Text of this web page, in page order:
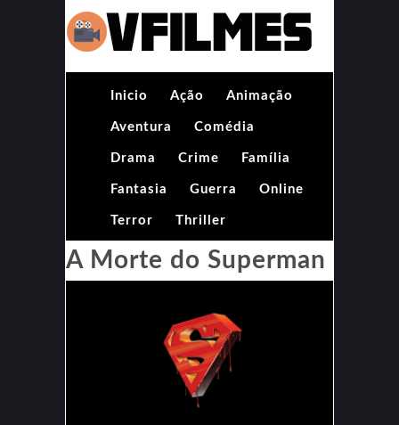
Inicio Ação Animação
Aventura Comédia
Drama Crime Família
Fantasia Guerra Online
Terror Thriller
A Morte do Superman